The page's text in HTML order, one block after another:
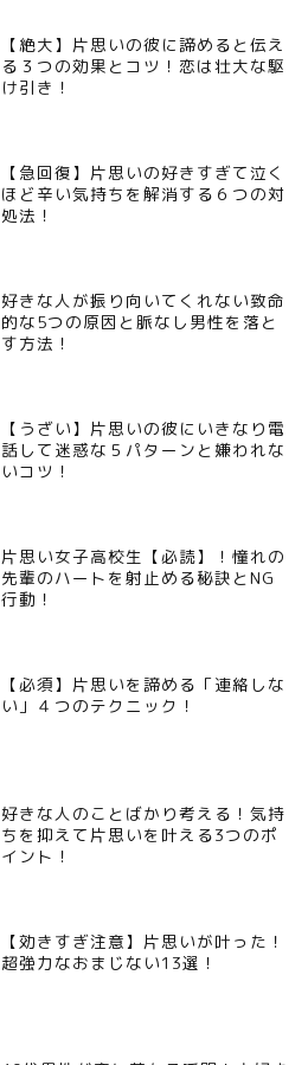
【絶大】片思いの彼に諦めると伝え
る３つの効果とコツ！恋は壮大な駆
け引き！
【急回復】片思いの好きすぎて泣く
ほど辛い気持ちを解消する６つの対
処法！
好きな人が振り向いてくれない致命
的な5つの原因と脈なし男性を落と
す方法！
【うざい】片思いの彼にいきなり電
話して迷惑な５パターンと嫌われな
いコツ！
片思い女子高校生【必読】！憧れの
先輩のハートを射止める秘訣とNG
行動！
【必須】片思いを諦める「連絡しな
い」４つのテクニック！
好きな人のことばかり考える！気持
ちを抑えて片思いを叶える3つのポ
イント！
【効きすぎ注意】片思いが叶った！
超強力なおまじない13選！